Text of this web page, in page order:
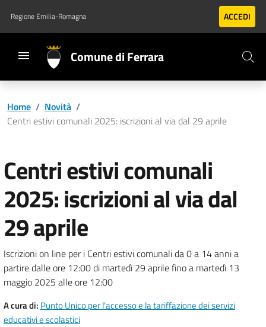
Vai al contenuto principale
Vai al footer
Regione Emilia-Romagna ACCEDI
Comune di Ferrara
Home / Novità /
Centri estivi comunali 2025: iscrizioni al via dal 29 aprile
Centri estivi comunali
2025: iscrizioni al via dal
29 aprile
Iscrizioni on line per i Centri estivi comunali da 0 a 14 anni a
partire dalle ore 12:00 di martedì 29 aprile fino a martedì 13
maggio 2025 alle ore 12:00
A cura di: Punto Unico per l'accesso e la tariffazione dei servizi
educativi e scolastici